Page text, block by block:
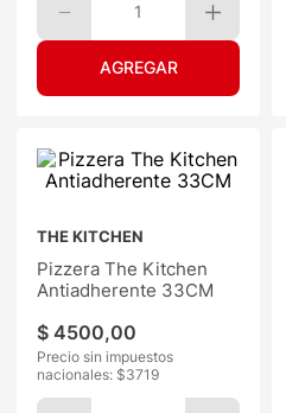
1
THE KITCHEN
Pizzera The Kitchen
Antiadherente 33CM
$ 4500,00
Precio sin impuestos
nacionales: $3719